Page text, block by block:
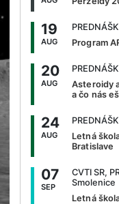
19
AUG
Program
20
AUG
Asteroidy
a čo nás
24
AUG
Letná
Bratislave
07
SEP
CVTI SR,
Smolenice
Letná